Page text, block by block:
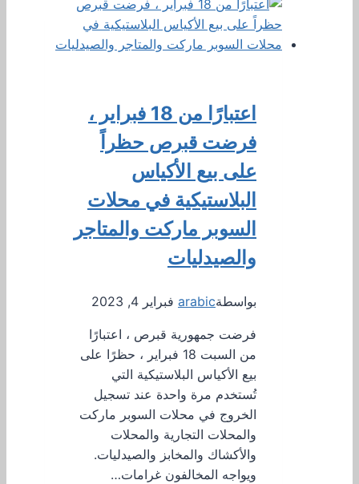
اعتبارًا من 18 فبراير ،
فرضت قبرص حظراً
على بيع الأكياس
البلاستيكية في محلات
السوبر ماركت والمتاجر
والصيدليات
بواسطةarabic فبراير 4, 2023
فرضت جمهورية قبرص ، اعتبارًا
من السبت 18 فبراير ، حظرًا على
بيع الأكياس البلاستيكية التي
تُستخدم مرة واحدة عند تسجيل
الخروج في محلات السوبر ماركت
والمحلات التجارية والمحلات
والأكشاك والمخابز والصيدليات.
ويواجه المخالفون غرامات…